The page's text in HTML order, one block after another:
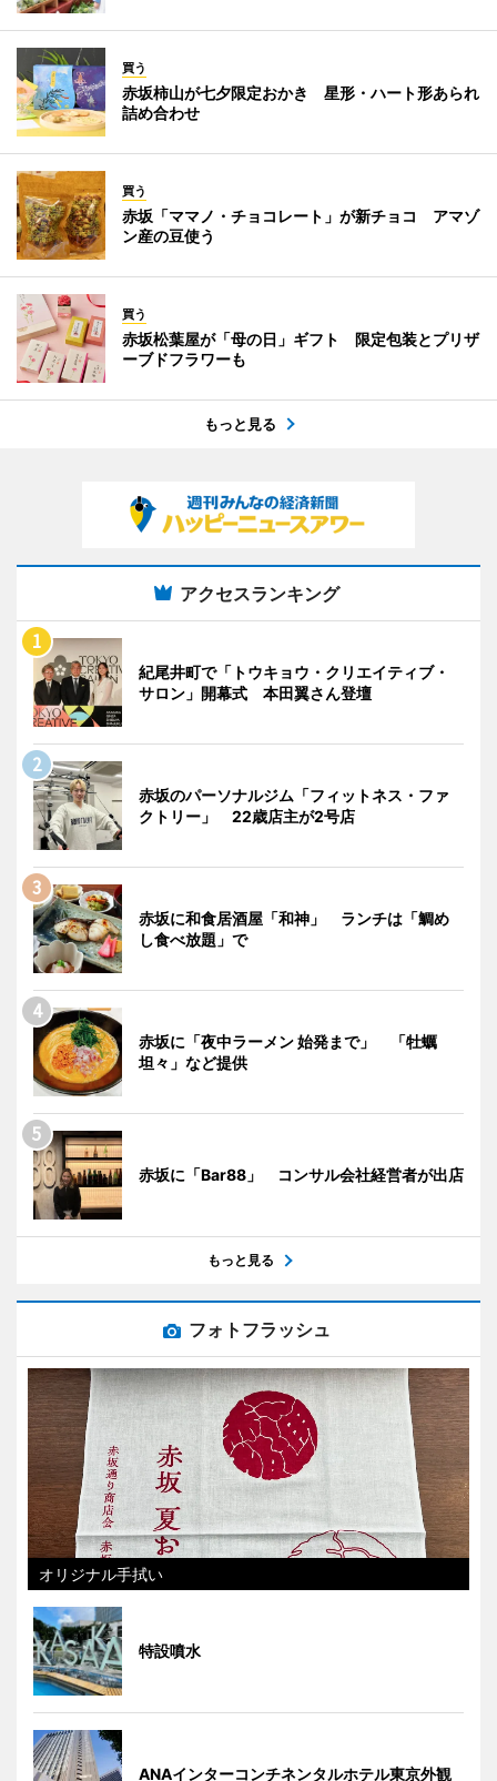
買う
赤坂柿山が七夕限定おかき 星形・ハート形あられ
詰め合わせ
買う
赤坂「ママノ・チョコレート」が新チョコ アマゾ
ン産の豆使う
買う
赤坂松葉屋が「母の日」ギフト 限定包装とプリザ
ーブドフラワーも
もっと見る
アクセスランキング
紀尾井町で「トウキョウ・クリエイティブ・
サロン」開幕式 本田翼さん登壇
赤坂のパーソナルジム「フィットネス・ファ
クトリー」 22歳店主が2号店
赤坂に和食居酒屋「和神」 ランチは「鯛め
し食べ放題」で
赤坂に「夜中ラーメン 始発まで」 「牡蠣
坦々」など提供
赤坂に「Bar88」 コンサル会社経営者が出店
もっと見る
フォトフラッシュ
オリジナル手拭い
特設噴水
ANAインターコンチネンタルホテル東京外観